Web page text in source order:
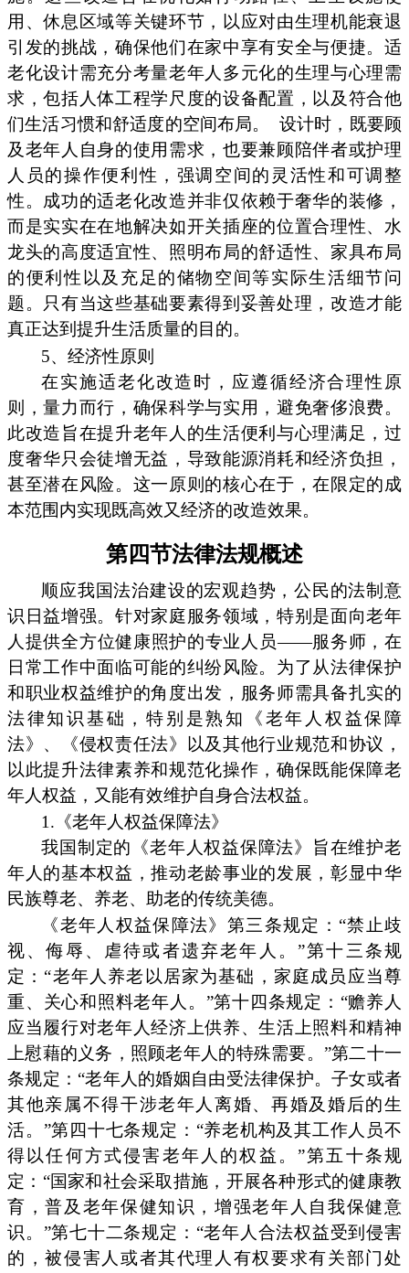
用、休息区域等关键环节，以应对由生理机能衰退
引发的挑战，确保他们在家中享有安全与便捷。适
老化设计需充分考量老年人多元化的生理与心理需
求，包括人体工程学尺度的设备配置，以及符合他
们生活习惯和舒适度的空间布局。
设计时，既要顾
及老年人自身的使用需求，也要兼顾陪伴者或护理
人员的操作便利性，强调空间的灵活性和可调整
性。成功的适老化改造并非仅依赖于奢华的装修，
而是实实在在地解决如开关插座的位置合理性、水
龙头的高度适宜性、照明布局的舒适性、家具布局
的便利性以及充足的储物空间等实际生活细节问
题。只有当这些基础要素得到妥善处理，改造才能
真正达到提升生活质量的目的。
5、经济性原则
在实施适老化改造时，应遵循经济合理性原
则，量力而行，确保科学与实用，避免奢侈浪费。
此改造旨在提升老年人的生活便利与心理满足，过
度奢华只会徒增无益，导致能源消耗和经济负担，
甚至潜在风险。这一原则的核心在于，在限定的成
本范围内实现既高效又经济的改造效果。
第四节法律法规概述
顺应我国法治建设的宏观趋势，公民的法制意
识日益增强。针对家庭服务领域，特别是面向老年
人提供全方位健康照护的专业人员——服务师，在
日常工作中面临可能的纠纷风险。为了从法律保护
和职业权益维护的角度出发，服务师需具备扎实的
法律知识基础，特别是熟知《老年人权益保障
法》、《侵权责任法》以及其他行业规范和协议，
以此提升法律素养和规范化操作，确保既能保障老
年人权益，又能有效维护自身合法权益。
1.《老年人权益保障法》
我国制定的《老年人权益保障法》旨在维护老
年人的基本权益，推动老龄事业的发展，彰显中华
民族尊老、养老、助老的传统美德。
《老年人权益保障法》第三条规定：“禁止歧
视、侮辱、虐待或者遗弃老年人。”第十三条规
定：“老年人养老以居家为基础，家庭成员应当尊
重、关心和照料老年人。”第十四条规定：“赡养人
应当履行对老年人经济上供养、生活上照料和精神
上慰藉的义务，照顾老年人的特殊需要。”第二十一
条规定：“老年人的婚姻自由受法律保护。子女或者
其他亲属不得干涉老年人离婚、再婚及婚后的生
活。”第四十七条规定：“养老机构及其工作人员不
得以任何方式侵害老年人的权益。”第五十条规
定：“国家和社会采取措施，开展各种形式的健康教
育，普及老年保健知识，增强老年人自我保健意
识。”第七十二条规定：“老年人合法权益受到侵害
的，被侵害人或者其代理人有权要求有关部门处